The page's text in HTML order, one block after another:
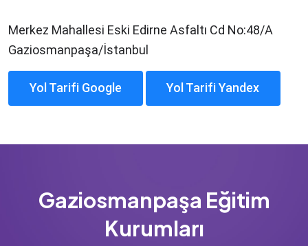
Merkez Mahallesi Eski Edirne Asfaltı Cd No:48/A
Gaziosmanpaşa/İstanbul
Yol Tarifi Google Yol Tarifi Yandex
Gaziosmanpaşa Eğitim
Kurumları